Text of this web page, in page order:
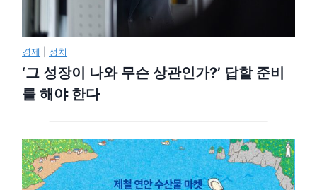
경제 정치
‘그 성장이 나와 무슨 상관인가?’ 답할 준비
를 해야 한다